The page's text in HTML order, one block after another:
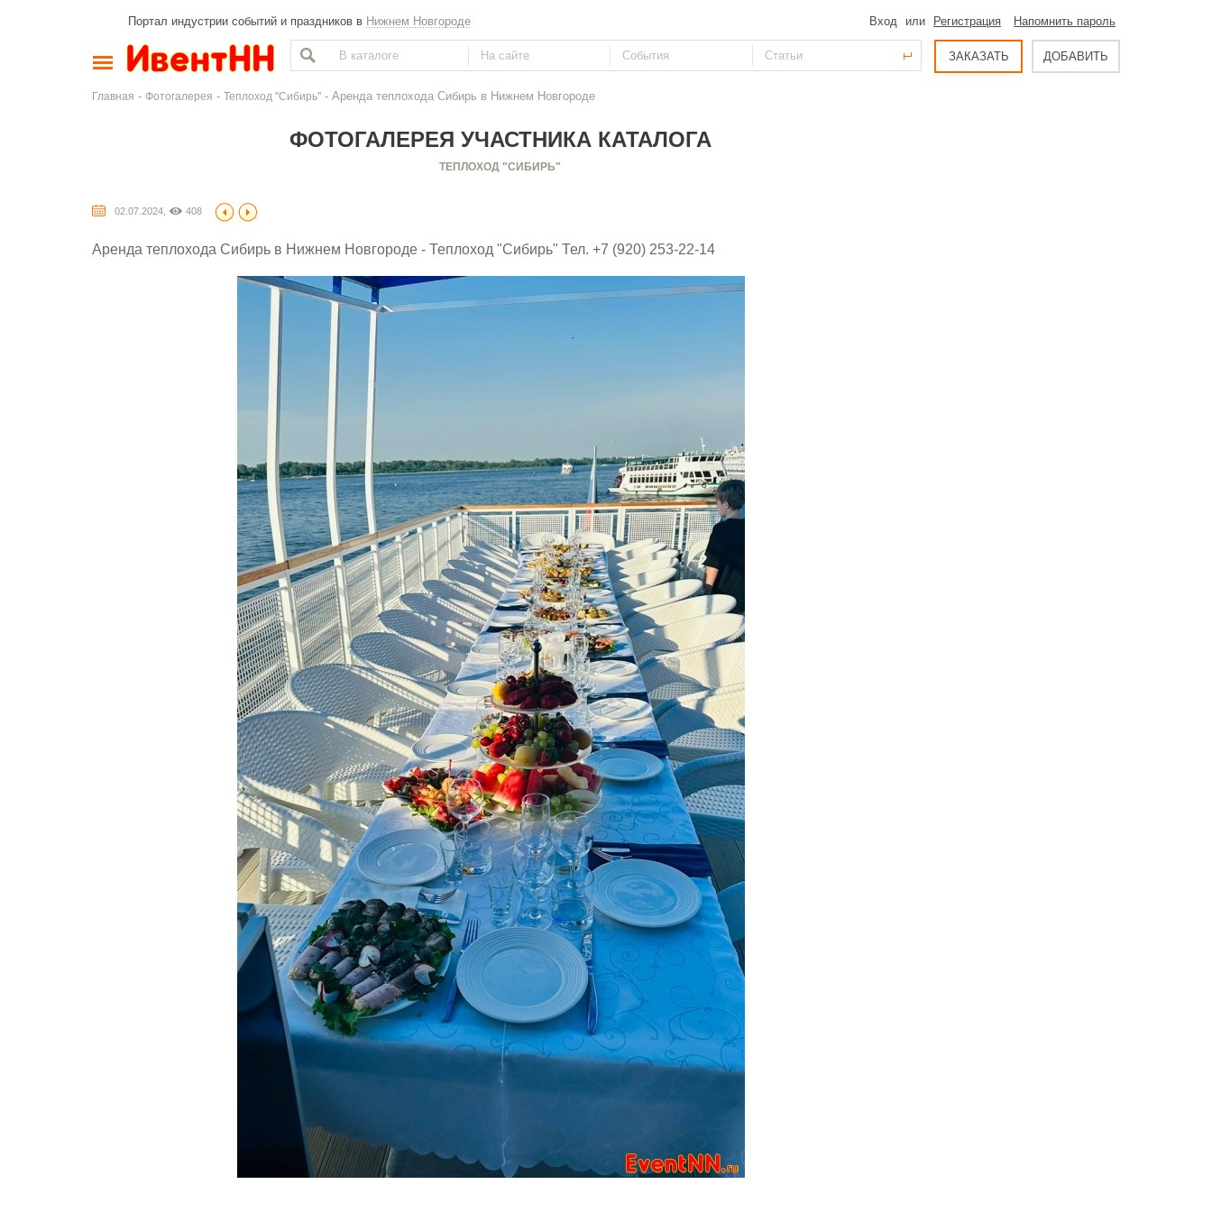
Портал индустрии событий и праздников в Нижнем Новгороде Вход или Регистрация Напомнить пароль
ЗАКАЗАТЬ ДОБАВИТЬ
Главная - Фотогалерея - Теплоход "Сибирь" - Аренда теплохода Сибирь в Нижнем Новгороде
ФОТОГАЛЕРЕЯ УЧАСТНИКА КАТАЛОГА
ТЕПЛОХОД "СИБИРЬ"
02.07.2024, 408
Аренда теплохода Сибирь в Нижнем Новгороде - Теплоход "Сибирь" Тел. +7 (920) 253-22-14